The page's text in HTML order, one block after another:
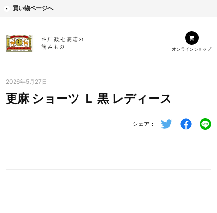
買い物ページへ
オンラインショップ
2026年5月27日
更麻 ショーツ Ｌ 黒 レディース
シェア